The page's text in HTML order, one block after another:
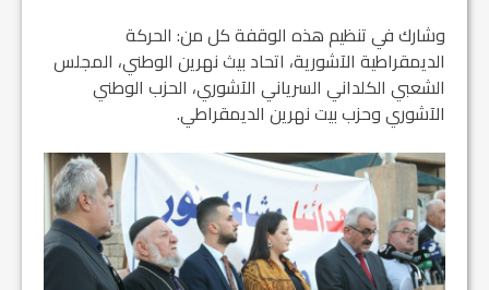
وشارك في تنظيم هذه الوقفة كل من: الحركة
الديمقراطية الآشورية، اتحاد بيث نهرين الوطني، المجلس
الشعبي الكلداني السرياني الآشوري، الحزب الوطني
الآشوري وحزب بيت نهرين الديمقراطي.